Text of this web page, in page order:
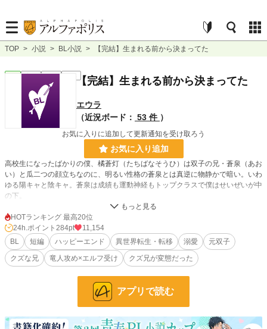
TOP > 小説 > BL小説 > 【完結】生まれる前から決まってた
完結 短編 【完結】生まれる前から決まってた
エウラ
（近況ボード： 53 件 ）
お気に入りに追加して更新通知を受け取ろう
お気に入り追加
高校生になったばかりの僕、橘蒼灯（たちばなそうひ）は双子の兄・蒼泉（あお
い）と瓜二つの顔立ちなのに、明るい性格の蒼泉とは真逆に物静かで暗い。いわ
ゆる陽キャと陰キャ。蒼泉は成績も運動神経もトップクラスで僕はせいぜいが中
の下。
だから周りは親も含めて全員蒼泉を褒めて僕を下げる。比較する。いつも『兄の
出涸らし』と言われる。
蒼泉は優しく人前では僕を庇うような言動をするけど、見えないところでは陰湿
ないじめをしてくる。それを言っても誰も信じてはくれないけど。
そんな日々の中、僕は誰かに背中を押されて学校の階段から落ちて呆気なく死ん
だ。
次に気づくと前世の記憶を持ったまま異世界に転生していた。
僕は前世の記憶に苦しみながらも成長し、懸命に生きていたけど──
※軽くですがいじめなどの言動があるので、ご不快に思われたらすみません。ご
HOTランキング 最高20位
24h.ポイント 284pt
11,154
BL
短編 ハッピーエンド 異世界転生・転移 溺愛
元双子
クズな兄
竜人攻め×エルフ受け クズ兄が変態だった
アプリで読む